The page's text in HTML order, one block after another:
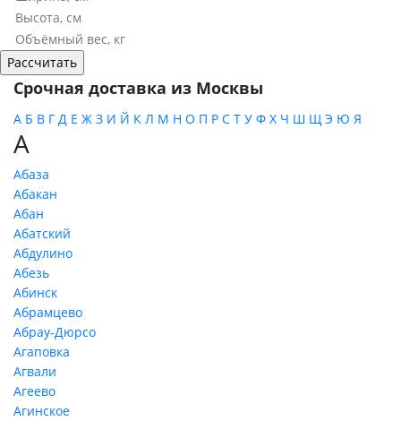
Срочная доставка из Москвы
А Б В Г Д Е Ж З И Й К Л М Н О П Р С Т У Ф Х Ч Ш Щ Э Ю Я
А
Абаза
Абакан
Абан
Абатский
Абдулино
Абезь
Абинск
Абрамцево
Абрау-Дюрсо
Агаповка
Агвали
Агеево
Агинское